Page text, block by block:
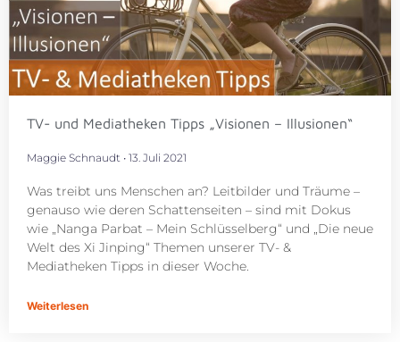
TV- und Mediatheken Tipps „Visionen – Illusionen“
Maggie Schnaudt 13. Juli 2021
Was treibt uns Menschen an? Leitbilder und Träume –
genauso wie deren Schattenseiten – sind mit Dokus
wie „Nanga Parbat – Mein Schlüsselberg“ und „Die neue
Welt des Xi Jinping“ Themen unserer TV- &
Mediatheken Tipps in dieser Woche.
Weiterlesen